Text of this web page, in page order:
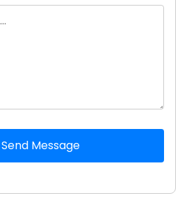
Send Message